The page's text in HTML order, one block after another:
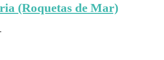
(Roquetas de Mar)